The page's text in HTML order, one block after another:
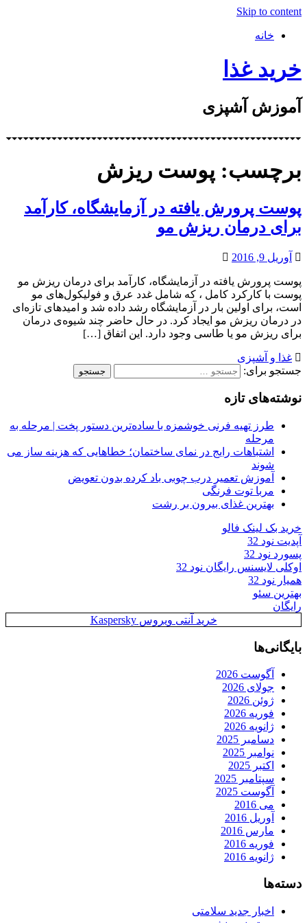
Skip to content
خانه
خرید غذا
آموزش آشپزی
برچسب: پوست ریزش
پوست پرورش یافته در آزمایشگاه، کارآمد
برای درمان ریزش مو
آوریل 9, 2016
پوست پرورش یافته در آزمایشگاه، کارآمد برای درمان ریزش مو
پوست با کارکرد کامل ، که شامل غدد عرق و فولیکول‌های مو
است، برای اولین بار در آزمایشگاه رشد داده شد و امیدهای تازه‌ای
در درمان ریزش مو ایجاد کرد. در حال حاضر چند شیوه‌ی درمان
برای ریزش مو یا طاسی وجود دارد. این اتفاق […]
غذا و آشپزی
جستجو برای:
نوشته‌های تازه
طرز تهیه فرنی خوشمزه با ساده‌ترین دستور پخت | مرحله به
مرحله
اشتباهات رایج در نمای ساختمان؛ خطاهایی که هزینه ساز می
شوند
آموزش تعمیر درب چوبی باد کرده بدون تعویض
مربا توت فرنگی
بهترین غذای بیرون بر رشت
خرید بک لینک فالو
آپدیت نود 32
پسورد نود 32
اوکلی لایسنس رایگان نود 32
همیار نود 32
بهترین سئو
رایگان
خرید آنتی ویروس Kaspersky
بایگانی‌ها
آگوست 2026
جولای 2026
ژوئن 2026
فوریه 2026
ژانویه 2026
دسامبر 2025
نوامبر 2025
اکتبر 2025
سپتامبر 2025
آگوست 2025
می 2016
آوریل 2016
مارس 2016
فوریه 2016
ژانویه 2016
دسته‌ها
اخبار جدید سلامتی